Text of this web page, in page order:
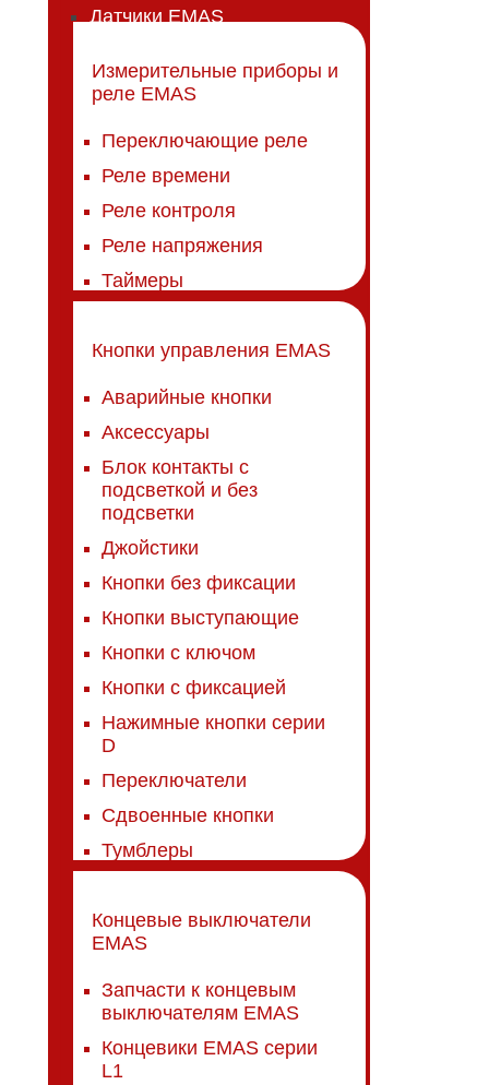
Датчики EMAS
Измерительные приборы и
реле EMAS
Переключающие реле
Реле времени
Реле контроля
Реле напряжения
Таймеры
Кнопки управления EMAS
Аварийные кнопки
Аксессуары
Блок контакты с
подсветкой и без
подсветки
Джойстики
Кнопки без фиксации
Кнопки выступающие
Кнопки с ключом
Кнопки с фиксацией
Нажимные кнопки серии
D
Переключатели
Сдвоенные кнопки
Тумблеры
Концевые выключатели
EMAS
Запчасти к концевым
выключателям EMAS
Концевики EMAS серии
L1